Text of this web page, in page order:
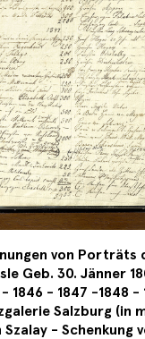
von Porträts
Geb. 30. Jänner
- 1846 - 1847 -1848 -
Salzburg (in
Szalay - Schenkung